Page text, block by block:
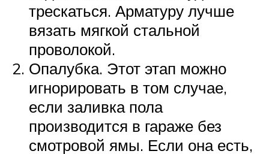
трескаться. Арматуру лучше
вязать мягкой стальной
проволокой.
Опалубка. Этот этап можно
игнорировать в том случае,
если заливка пола
производится в гараже без
смотровой ямы. Если она есть,